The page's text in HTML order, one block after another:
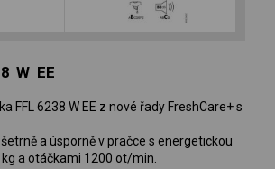
W EE
FFL 6238 W EE z nové řady FreshCare+ s
a úsporně v pračce s energetickou
a otáčkami 1200 ot/min.